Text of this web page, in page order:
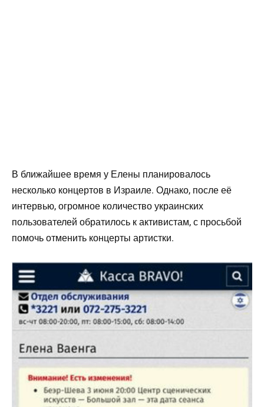
В ближайшее время у Елены планировалось
несколько концертов в Израиле. Однако, после её
интервью, огромное количество украинских
пользователей обратилось к активистам, с просьбой
помочь отменить концерты артистки.